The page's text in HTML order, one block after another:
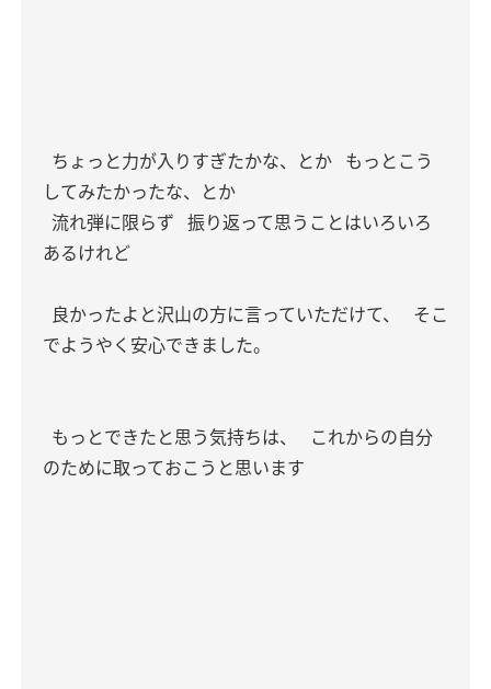
ちょっと力が入りすぎたかな、とか もっとこう
してみたかったな、とか
流れ弾に限らず 振り返って思うことはいろいろ
あるけれど
良かったよと沢山の方に言っていただけて、
そこ
でようやく安心できました。
もっとできたと思う気持ちは、
これからの自分
のために取っておこうと思います